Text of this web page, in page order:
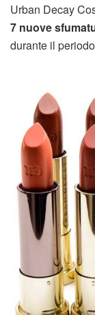
Urban Decay
7 nuove
durante il